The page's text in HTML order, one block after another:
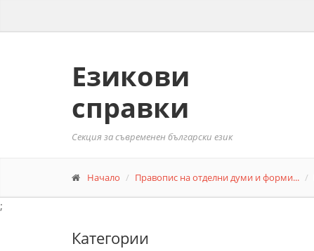
Езикови
справки
Секция за съвременен български език
Начало Правопис на отделни думи и форми...
;
Категории